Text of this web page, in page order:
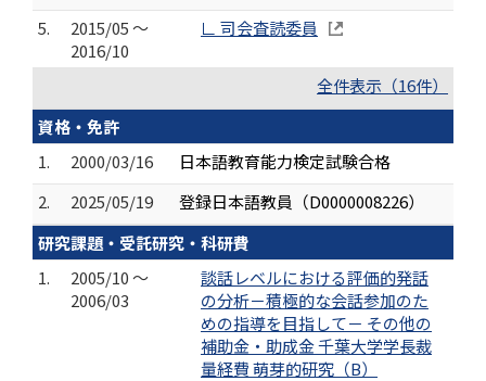
5.
2015/05 ～
2016/10
∟ 司会査読委員
全件表示（16件）
資格・免許
1.
2000/03/16
日本語教育能力検定試験合格
2.
2025/05/19
登録日本語教員（D0000008226）
研究課題・受託研究・科研費
1.
2005/10 ～
2006/03
談話レベルにおける評価的発話
の分析－積極的な会話参加のた
めの指導を目指して－ その他の
補助金・助成金 千葉大学学長裁
量経費 萌芽的研究（B）